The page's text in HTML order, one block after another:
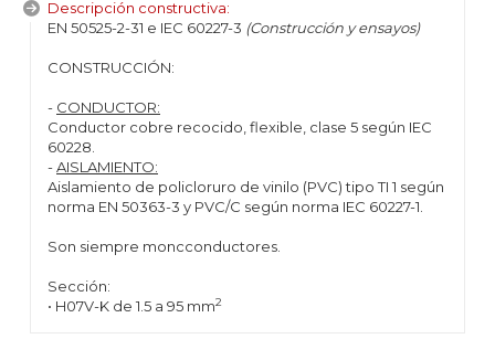
Descripción constructiva:
EN 50525-2-31 e IEC 60227-3 (Construcción y ensayos)
CONSTRUCCIÓN:
- CONDUCTOR:
Conductor cobre recocido, flexible, clase 5 según IEC
60228.
-AISLAMIENTO:
Aislamiento de policloruro de vinilo (PVC) tipo TI 1 según
norma EN 50363-3 y PVC/C según norma IEC 60227-1.
Son siempre moncconductores.
Sección:
• H07V-K de 1.5 a 95 mm2